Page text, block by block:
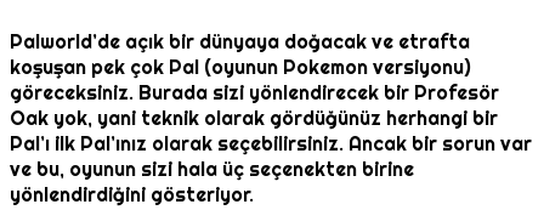
Palworld’de açık bir dünyaya doğacak ve etrafta
koşuşan pek çok Pal (oyunun Pokemon versiyonu)
göreceksiniz. Burada sizi yönlendirecek bir Profesör
Oak yok, yani teknik olarak gördüğünüz herhangi bir
Pal’ı ilk Pal’ınız olarak seçebilirsiniz. Ancak bir sorun var
ve bu, oyunun sizi hala üç seçenekten birine
yönlendirdiğini gösteriyor.